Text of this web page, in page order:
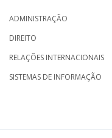
ADMINISTRAÇÃO
DIREITO
RELAÇÕES INTERNACIONAIS
SISTEMAS DE INFORMAÇÃO